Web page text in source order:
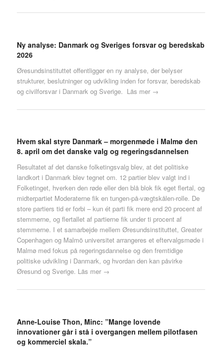
Ny analyse: Danmark og Sveriges forsvar og beredskab
2026
Øresundsinstituttet offentliggør en ny analyse, der belyser
strukturer, beslutninger og udvikling inden for forsvar, beredskab
og civilforsvar i Danmark og Sverige. Läs mer →
Hvem skal styre Danmark – morgenmøde i Malmø den
8. april om det danske valg og regeringsdannelsen
Resultatet af det danske folketingsvalg blev, at det politiske
landkort i Danmark blev tegnet om. 12 partier blev valgt ind i
Folketinget, hverken den røde eller den blå blok fik eget flertal, og
midterpartiet Moderaterne fik en tungen-på-vægtskålen-rolle. De
store partiers tid er forbi – kun ét parti fik mere end 20 procent af
stemmerne, og flertallet af partierne fik under ti procent af
stemmerne. I et samarbejde mellem Øresundsinstituttet, Greater
Copenhagen og Malmö universitet arrangeres et eftervalgsmøde i
Malmø med fokus på regeringsdannelse og den fremtidige
politiske udvikling i Danmark, og hvordan den kan påvirke
Øresund og Sverige. Läs mer →
Anne-Louise Thon, Minc: ”Mange lovende
innovationer går i stå i overgangen mellem pilotfasen
og kommerciel skala.”